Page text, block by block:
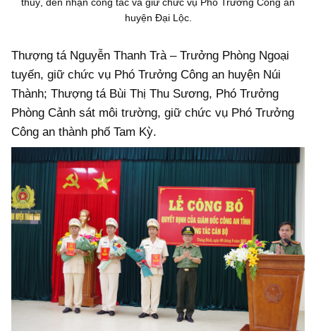
huyện Đại Lộc.
Thượng tá Nguyễn Thanh Trà – Trưởng Phòng Ngoại
tuyến, giữ chức vụ Phó Trưởng Công an huyện Núi
Thành; Thượng tá Bùi Thị Thu Sương, Phó Trưởng
Phòng Cảnh sát môi trường, giữ chức vụ Phó Trưởng
Công an thành phố Tam Kỳ.